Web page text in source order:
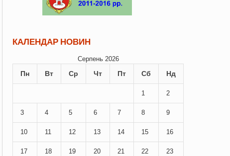
КАЛЕНДАР НОВИН
Серпень 2026
Пн Вт Ср Чт Пт Сб Нд
1 2
3 4 5 6 7 8 9
10 11 12 13 14 15 16
17 18 19 20 21 22 23